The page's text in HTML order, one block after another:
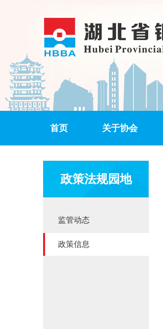
首页 关于协会
政策法规园地
监管动态
政策信息